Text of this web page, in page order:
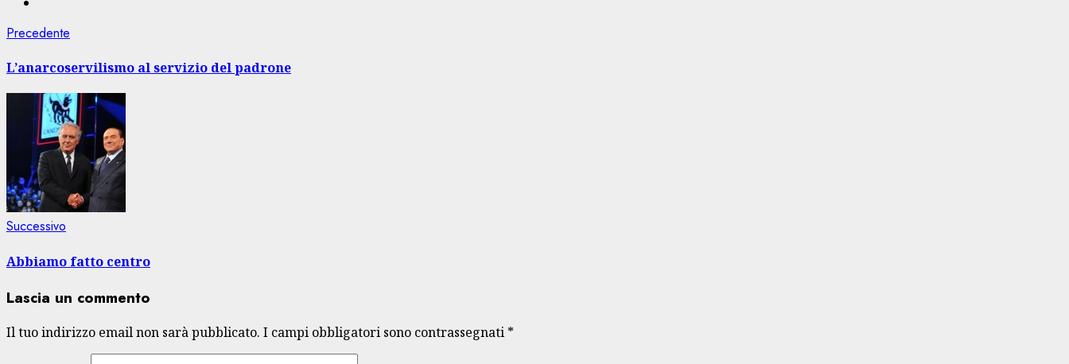
Navigazione
articolo
Precedente
L’anarcoservilismo al servizio del padrone
Successivo
Abbiamo fatto centro
Lascia un commento
Il tuo indirizzo email non sarà pubblicato. I campi obbligatori sono contrassegnati *